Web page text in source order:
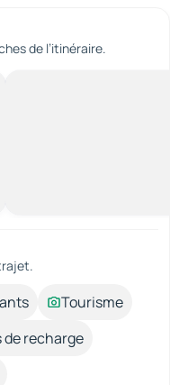
de l’itinéraire.
Tourisme
de recharge